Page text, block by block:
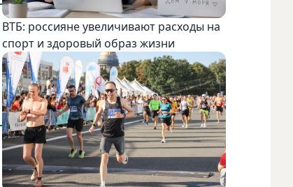
ВТБ: россияне увеличивают расходы на
спорт и здоровый образ жизни